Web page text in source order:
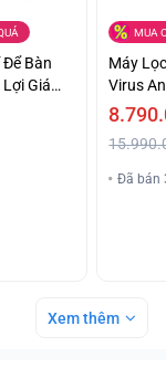
Bàn
Giá
MUA
Máy
Virus
Hấp
Đã bán
Xem thêm